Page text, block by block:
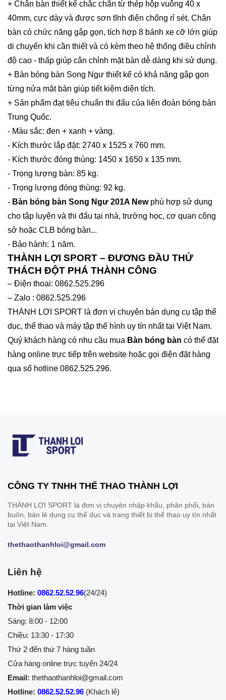
+ Chân bàn thiết kế chắc chắn từ thép hộp vuông 40 x
40mm, cực dày và được sơn tĩnh điện chống rỉ sét. Chân
bàn có chức năng gập gọn, tích hợp 8 bánh xe cỡ lớn giúp
di chuyển khi cần thiết và có kèm theo hệ thống điều chỉnh
độ cao - thấp giúp cân chỉnh mặt bàn dễ dàng khi sử dụng.
+ Bàn bóng bàn Song Ngư thiết kế có khả năng gập gọn
từng nửa mặt bàn giúp tiết kiệm diện tích.
+ Sản phẩm đạt tiêu chuẩn thi đấu của liên đoàn bóng bàn
Trung Quốc.
- Màu sắc: đen + xanh + vàng.
- Kích thước lắp đặt: 2740 x 1525 x 760 mm.
- Kích thước đóng thùng: 1450 x 1650 x 135 mm.
- Trọng lượng bàn: 85 kg.
- Trọng lượng đóng thùng: 92 kg.
- Bàn bóng bàn Song Ngư 201A Newphù hợp sử dụng
cho tập luyện và thi đấu tại nhà, trường học, cơ quan công
sở hoặc CLB bóng bàn...
- Bảo hành: 1 năm.
THÀNH LỢI SPORT – ĐƯƠNG ĐẦU THỬ
THÁCH ĐỘT PHÁ THÀNH CÔNG
– Điện thoại: 0862.525.296
– Zalo : 0862.525.296
THÀNH LỢI SPORT là đơn vị chuyên bán dụng cụ tập thể
dục, thể thao và máy tập thể hình uy tín nhất tại Việt Nam.
Quý khách hàng có nhu cầu mua Bàn bóng bàn có thể đặt
hàng online trực tiếp trên website hoặc gọi điện đặt hàng
qua số hotline 0862.525.296.
CÔNG TY TNHH THỂ THAO THÀNH LỢI
THÀNH LỢI SPORT là đơn vị chuyên nhập khẩu, phân phối, bán
buôn, bán lẻ dụng cụ thể dục và trang thiết bị thể thao uy tín nhất
tại Việt Nam.
thethaothanhloi@gmail.com
Liên hệ
Hotline: 0862.52.52.96(24/24)
Thời gian làm việc
Sáng: 8:00 - 12:00
Chiều: 13:30 - 17:30
Thứ 2 đến thứ 7 hàng tuần
Cửa hàng online trực tuyến 24/24
Email: thethaothanhloi@gmail.com
Hotline: 0862.52.52.96 (Khách lẻ)